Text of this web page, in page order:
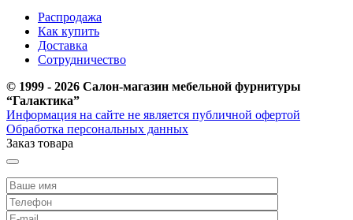
Распродажа
Как купить
Доставка
Сотрудничество
© 1999 - 2026 Салон-магазин мебельной фурнитуры
“Галактика”
Информация на сайте не является публичной офертой
Обработка персональных данных
Заказ товара